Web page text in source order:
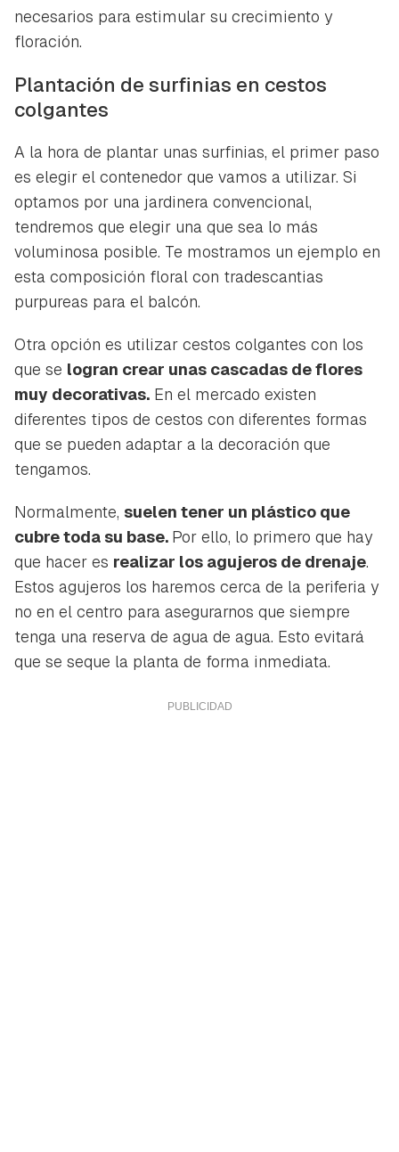
necesarios para estimular su crecimiento y
floración.
Plantación de surfinias en cestos
colgantes
A la hora de plantar unas surfinias, el primer paso
es elegir el contenedor que vamos a utilizar. Si
optamos por una jardinera convencional,
tendremos que elegir una que sea lo más
voluminosa posible. Te mostramos un ejemplo en
esta composición floral con tradescantias
purpureas para el balcón.
Otra opción es utilizar cestos colgantes con los
que se logran crear unas cascadas de flores
muy decorativas. En el mercado existen
diferentes tipos de cestos con diferentes formas
que se pueden adaptar a la decoración que
tengamos.
Normalmente, suelen tener un plástico que
cubre toda su base. Por ello, lo primero que hay
que hacer es realizar los agujeros de drenaje.
Estos agujeros los haremos cerca de la periferia y
no en el centro para asegurarnos que siempre
tenga una reserva de agua de agua. Esto evitará
que se seque la planta de forma inmediata.